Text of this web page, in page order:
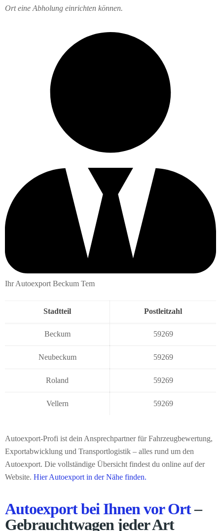
Ort eine Abholung einrichten können.
Ihr Autoexport Beckum Tem
Stadtteil Postleitzahl
Beckum 59269
Neubeckum 59269
Roland 59269
Vellern 59269
Autoexport-Profi ist dein Ansprechpartner für Fahrzeugbewertung,
Exportabwicklung und Transportlogistik – alles rund um den
Autoexport. Die vollständige Übersicht findest du online auf der
Website. Hier Autoexport in der Nähe finden.
Autoexport bei Ihnen vor Ort–
Gebrauchtwagen jeder Art